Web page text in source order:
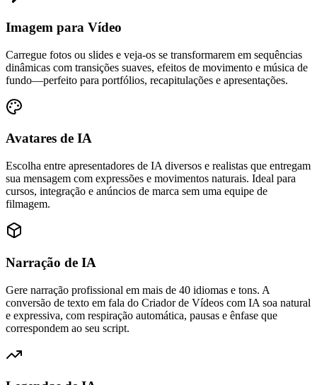
Imagem para Vídeo
Carregue fotos ou slides e veja-os se transformarem em sequências
dinâmicas com transições suaves, efeitos de movimento e música de
fundo—perfeito para portfólios, recapitulações e apresentações.
Avatares de IA
Escolha entre apresentadores de IA diversos e realistas que entregam
sua mensagem com expressões e movimentos naturais. Ideal para
cursos, integração e anúncios de marca sem uma equipe de
filmagem.
Narração de IA
Gere narração profissional em mais de 40 idiomas e tons. A
conversão de texto em fala do Criador de Vídeos com IA soa natural
e expressiva, com respiração automática, pausas e ênfase que
correspondem ao seu script.